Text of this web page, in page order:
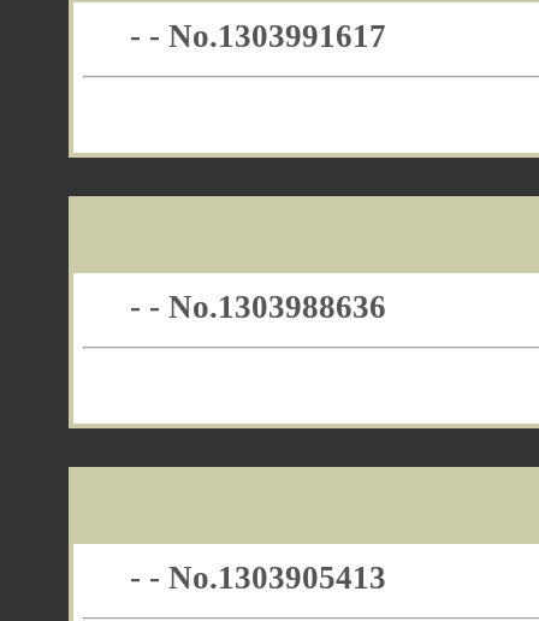
- - No.1303991617
- - No.1303988636
- - No.1303905413